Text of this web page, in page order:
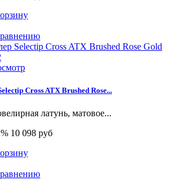
Cross ATX Brushed Rose...
латунь, матовое...
10 098 руб